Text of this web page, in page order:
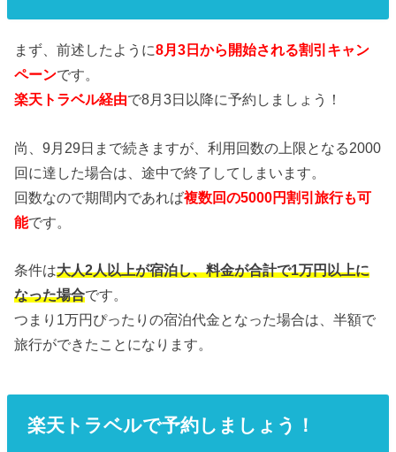
まず、前述したように8月3日から開始される割引キャン
ペーンです。
楽天トラベル経由で8月3日以降に予約しましょう！
尚、9月29日まで続きますが、利用回数の上限となる2000
回に達した場合は、途中で終了してしまいます。
回数なので期間内であれば複数回の5000円割引旅行も可
能です。
条件は大人2人以上が宿泊し、料金が合計で1万円以上に
なった場合です。
つまり1万円ぴったりの宿泊代金となった場合は、半額で
旅行ができたことになります。
楽天トラベルで予約しましょう！